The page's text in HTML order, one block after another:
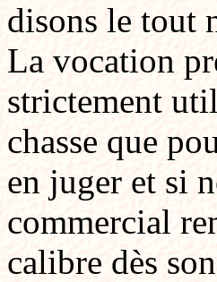
disons le tout
La vocation
strictement
chasse que
en juger et si
commercial
calibre dès